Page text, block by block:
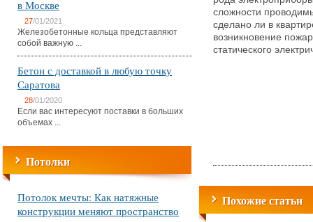
в Москве
27/01/2021
Железобетонные кольца представляют
собой важную ...
Бетон с доставкой в любую точку
Саратова
28/01/2020
Если вас интересуют поставки в больших
объемах ...
Потолки
Потолок мечты: Как натяжные
конструкции меняют пространство
сложности
сделано ли в
возникновение
статического
Похожие статьи